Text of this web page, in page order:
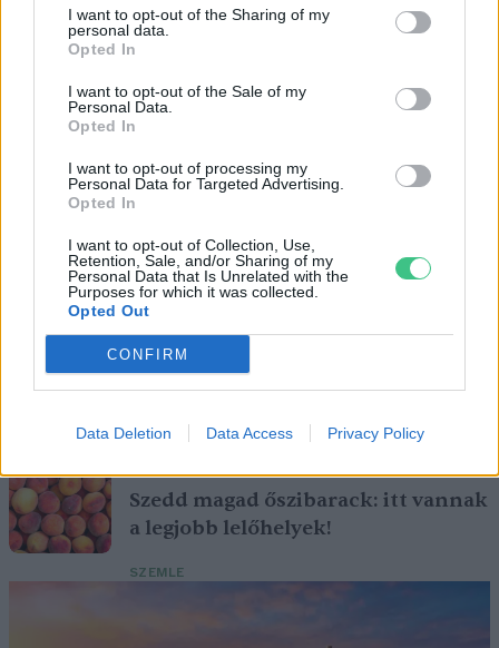
I want to opt-out of the Sharing of my
personal data.
Opted In
I want to opt-out of the Sale of my
Personal Data.
Opted In
I want to opt-out of processing my
Personal Data for Targeted Advertising.
Opted In
I want to opt-out of Collection, Use,
Retention, Sale, and/or Sharing of my
Personal Data that Is Unrelated with the
Purposes for which it was collected.
Opted Out
CONFIRM
Data Deletion Data Access Privacy Policy
A vitorlavirág ideális szobanövény, hiszen kiválóan tűri a meleget
és a fényszegény környezetet.
Születésnapi programokkal várja a
hétvégén a közönséget a 160 éves
Fővárosi Állatkert
ÉLŐ BOLYGÓNK
Szedd magad őszibarack: itt vannak
a legjobb lelőhelyek!
SZEMLE